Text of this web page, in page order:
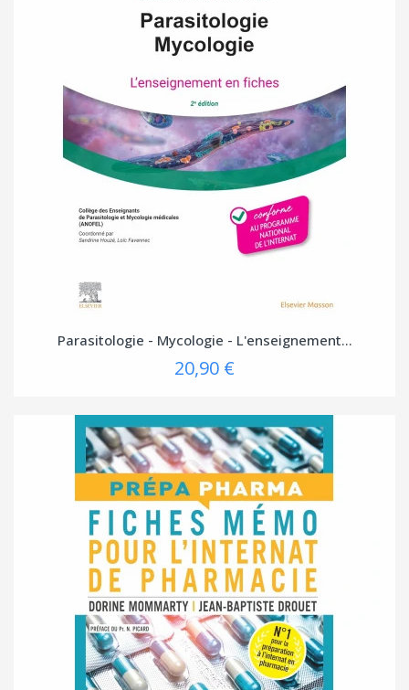
Parasitologie - Mycologie - L'enseignement...
20,90 €